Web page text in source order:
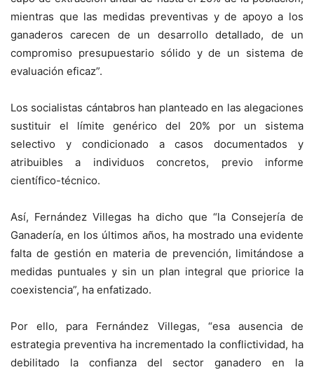
mientras que las medidas preventivas y de apoyo a los
ganaderos carecen de un desarrollo detallado, de un
compromiso presupuestario sólido y de un sistema de
evaluación eficaz”.
Los socialistas cántabros han planteado en las alegaciones
sustituir el límite genérico del 20% por un sistema
selectivo y condicionado a casos documentados y
atribuibles a individuos concretos, previo informe
científico-técnico.
Así, Fernández Villegas ha dicho que “la Consejería de
Ganadería, en los últimos años, ha mostrado una evidente
falta de gestión en materia de prevención, limitándose a
medidas puntuales y sin un plan integral que priorice la
coexistencia”, ha enfatizado.
Por ello, para Fernández Villegas, “esa ausencia de
estrategia preventiva ha incrementado la conflictividad, ha
debilitado la confianza del sector ganadero en la